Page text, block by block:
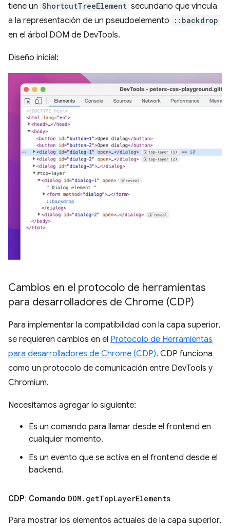
tiene un ShortcutTreeElement secundario que vincula
a la representación de un pseudoelemento
::backdrop
en el árbol DOM de DevTools.
Diseño inicial:
Cambios en el protocolo de herramientas
para desarrolladores de Chrome (CDP)
Para implementar la compatibilidad con la capa superior,
se requieren cambios en el Protocolo de Herramientas
para desarrolladores de Chrome (CDP). CDP funciona
como un protocolo de comunicación entre DevTools y
Chromium.
Necesitamos agregar lo siguiente:
Es un comando para llamar desde el frontend en
cualquier momento.
Es un evento que se activa en el frontend desde el
backend.
CDP: Comando DOM . getTopLayerElements
Para mostrar los elementos actuales de la capa superior,